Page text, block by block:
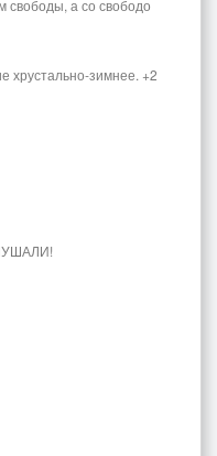
а со свободо
хрустально-зимнее. +2